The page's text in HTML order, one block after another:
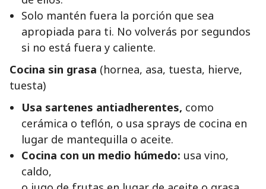
Solo mantén fuera la porción que sea
apropiada para ti. No volverás por segundos
si no está fuera y caliente.
Cocina sin grasa (hornea, asa, tuesta, hierve,
tuesta)
Usa sartenes antiadherentes, como
cerámica o teflón, o usa sprays de cocina en
lugar de mantequilla o aceite.
Cocina con un medio húmedo: usa vino,
caldo,